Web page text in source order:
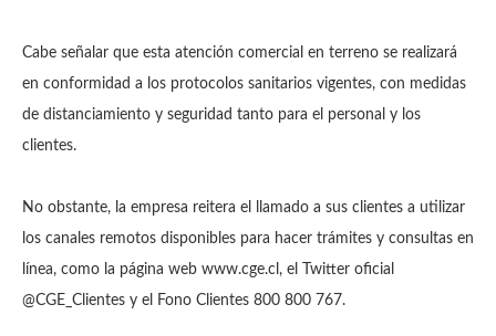
Cabe señalar que esta atención comercial en terreno se realizará
en conformidad a los protocolos sanitarios vigentes, con medidas
de distanciamiento y seguridad tanto para el personal y los
clientes.
No obstante, la empresa reitera el llamado a sus clientes a utilizar
los canales remotos disponibles para hacer trámites y consultas en
línea, como la página web www.cge.cl, el Twitter oficial
@CGE_Clientes y el Fono Clientes 800 800 767.